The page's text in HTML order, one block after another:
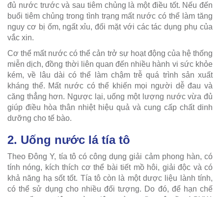
đủ nước trước và sau tiêm chủng là một điều tốt. Nếu đến
buổi tiêm chủng trong tình trạng mất nước có thể làm tăng
nguy cơ bị ốm, ngất xỉu, đối mặt với các tác dụng phụ của
vắc xin.
Cơ thể mất nước có thể cản trở sự hoạt động của hệ thống
miễn dịch, đồng thời liên quan đến nhiều hành vi sức khỏe
kém, về lâu dài có thể làm chậm trễ quá trình sản xuất
kháng thể. Mất nước có thể khiến mọi người dễ đau và
căng thẳng hơn. Ngược lại, uống một lượng nước vừa đủ
giúp điều hòa thân nhiệt hiệu quả và cung cấp chất dinh
dưỡng cho tế bào.
2. Uống nước lá tía tô
Theo Đông Y, tía tô có công dụng giải cảm phong hàn, có
tính nóng, kích thích cơ thể bài tiết mồ hôi, giải độc và có
khả năng hạ sốt tốt. Tía tô còn là một dược liệu lành tính,
có thể sử dụng cho nhiều đối tượng. Do đó, để hạn chế